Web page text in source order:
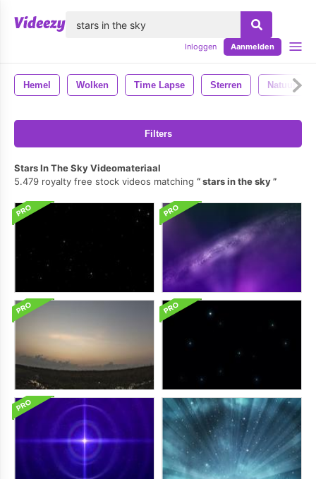
Inloggen Aanmelden
Hemel Wolken Time Lapse Sterren Natuur
Filters
Stars In The Sky Videomateriaal
5.479 royalty free stock videos matching
stars in the sky